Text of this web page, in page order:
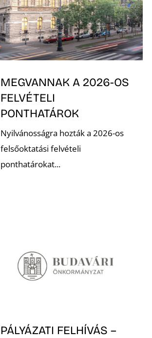
MEGVANNAK A 2026-OS
FELVÉTELI
PONTHATÁROK
Nyilvánosságra hozták a 2026-os
felsőoktatási felvételi
ponthatárokat...
PÁLYÁZATI FELHÍVÁS –